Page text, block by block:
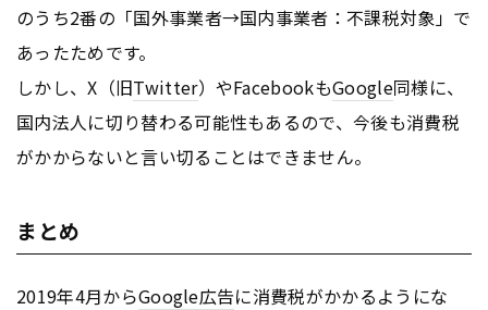
のうち2番の「国外事業者→国内事業者：不課税対象」で
あったためです。
しかし、X（旧Twitter）やFacebookもGoogle同様に、
国内法人に切り替わる可能性もあるので、今後も消費税
がかからないと言い切ることはできません。
まとめ
2019年4月からGoogle広告に消費税がかかるようにな